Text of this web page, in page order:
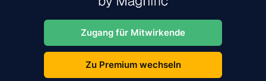
Zugang für Mitwirkende
Zu Premium wechseln